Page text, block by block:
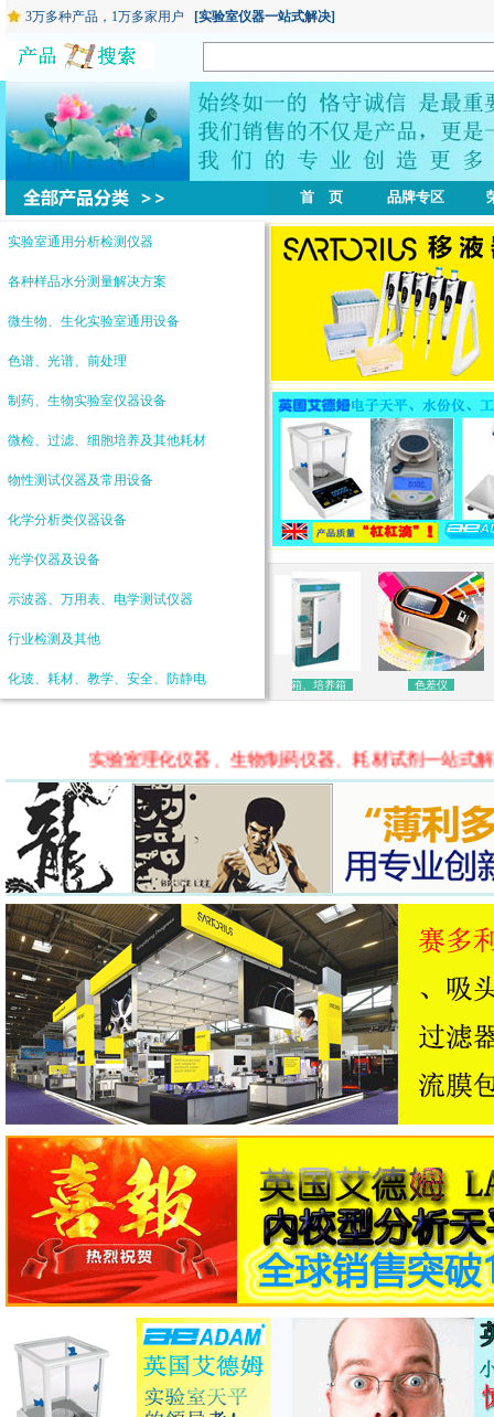
3万多种产品，1万多家用户 [实验室仪器一站式解决]
首 页 品牌专区
实验室通用分析检测仪器
各种样品水分测量解决方案
微生物、生化实验室通用设备
色谱、光谱、前处理
制药、生物实验室仪器设备
微检、过滤、细胞培养及其他耗材
物性测试仪器及常用设备
化学分析类仪器设备
光学仪器及设备
示波器、万用表、电学测试仪器
行业检测及其他
化玻、耗材、教学、安全、防静电
冷冻干燥机 干燥箱、培养箱 色差仪 赛多利斯
实验室理化仪器、生物制药仪器、耗材试剂一站式解决！特